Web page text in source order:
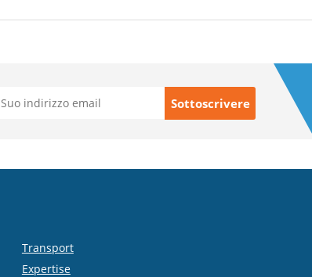
Transport
Expertise